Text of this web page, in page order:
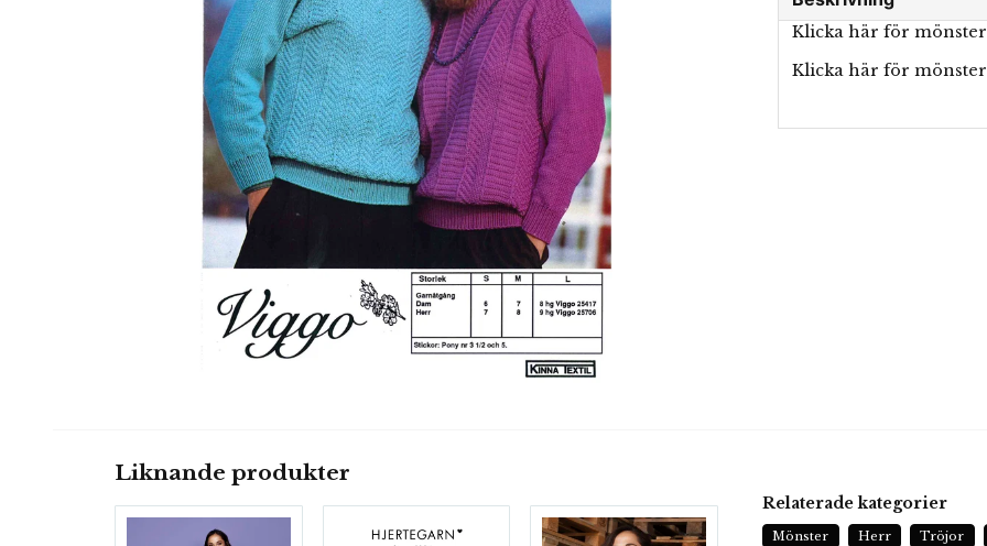
Klicka här för mönster
Klicka här för
Liknande produkter
Relaterade kategorier
Mönster Herr Tröjor